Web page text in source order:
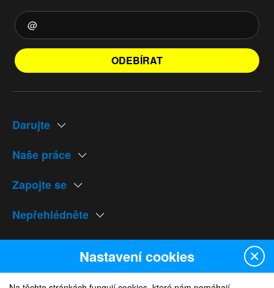
ODEBÍRAT
Darujte
Naše práce
Zapojte se
Nepřehlédněte
Naše weby
Nastavení cookies